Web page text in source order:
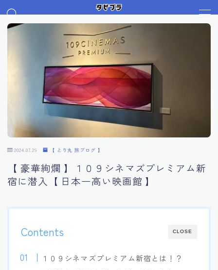
デモプリセット記事 Part07
プライバシーポリシー
リッツカールトン
利用規約／特定商取引法に基づく表記
有料記事の決済完了ページ
運営者情報
2024.07.29 【 とり丸 旅ブログ 】
【 豪華絢爛 】１０９シネマズプレミアム新
宿に潜入【 日本一高い映画館 】
CLOSE
Contents
１０９シネマズプレミアム新宿とは！？